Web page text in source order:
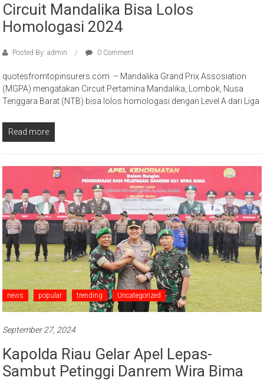
Circuit Mandalika Bisa Lolos
Homologasi 2024
Posted By: admin 0 Comment
quotesfromtopinsurers.com – Mandalika Grand Prix Assosiation
(MGPA) mengatakan Circuit Pertamina Mandalika, Lombok, Nusa
Tenggara Barat (NTB) bisa lolos homologasi dengan Level A dari Liga
Read more
news popular trending Uncategorized
September 27, 2024
Kapolda Riau Gelar Apel Lepas-
Sambut Petinggi Danrem Wira Bima